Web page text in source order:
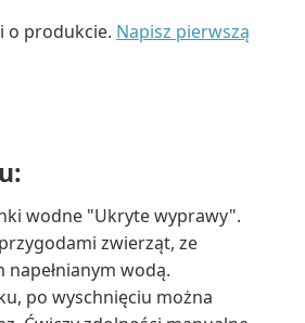
o produkcie. Napisz pierwszą
wodne "Ukryte wyprawy".
zwierząt, ze
wodą.
po wyschnięciu można